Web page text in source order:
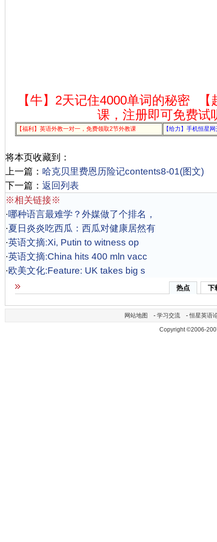
【牛】2天记住4000单词的秘密
课，注册即可免费试
【福利】英语外教一对一，免费领取2节外教课 【给力】手机恒星
将本页收藏到：
上一篇： 哈克贝里费恩历险记contents8-01(图文)
下一篇： 返回列表
※相关链接※
·哪种语言最难学？外媒做了个排名，
·夏日炎炎吃西瓜：西瓜对健康居然有
·英语文摘:Xi, Putin to witness op
·英语文摘:China hits 400 mln vacc
·欧美文化:Feature: UK takes big s
热点 下
网站地图 - 学习交流 -恒星英语
Copyright ©2006-